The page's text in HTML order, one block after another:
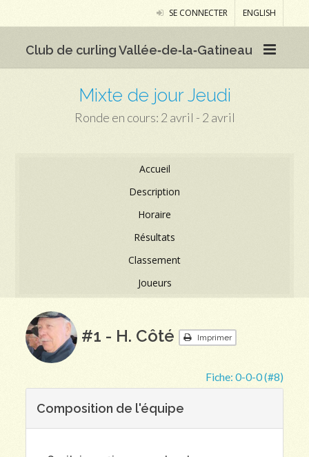
SE CONNECTER ENGLISH
Club de curling Vallée‑de‑la‑Gatineau
Mixte de jour Jeudi
Ronde en cours: 2 avril - 2 avril
Accueil
Description
Horaire
Résultats
Classement
Joueurs
#1 - H. Côté Imprimer
Fiche: 0-0-0 (#8)
Composition de l'équipe